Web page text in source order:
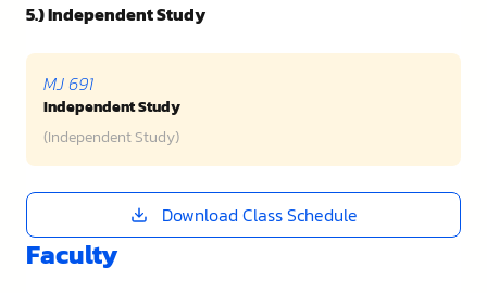
5.) Independent Study
MJ 691
Independent Study
(Independent Study)
Download Class Schedule
Faculty